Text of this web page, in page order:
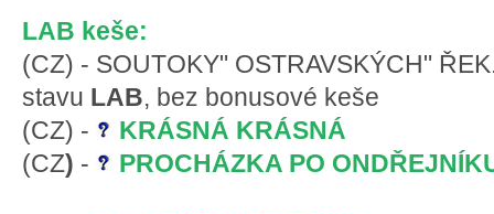
LAB keše:
(CZ) - SOUTOKY" OSTRAVSKÝCH"
stavu LAB, bez bonusové keše
(CZ) -
KRÁSNÁ KRÁSNÁ
(CZ) - PROCHÁZKA PO